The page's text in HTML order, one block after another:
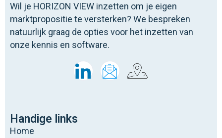
Wil je HORIZON VIEW inzetten om je eigen
marktpropositie te versterken? We bespreken
natuurlijk graag de opties voor het inzetten van
onze kennis en software.
Handige links
Home